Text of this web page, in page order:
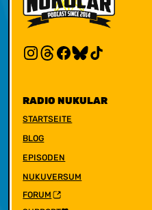
RADIO NUKULAR
STARTSEITE
BLOG
EPISODEN
NUKUVERSUM
FORUM